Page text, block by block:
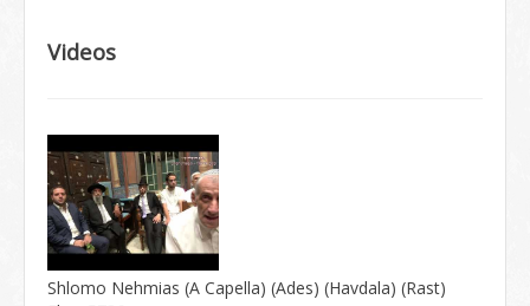
Videos
Shlomo Nehmias (A Capella) (Ades) (Havdala) (Rast)